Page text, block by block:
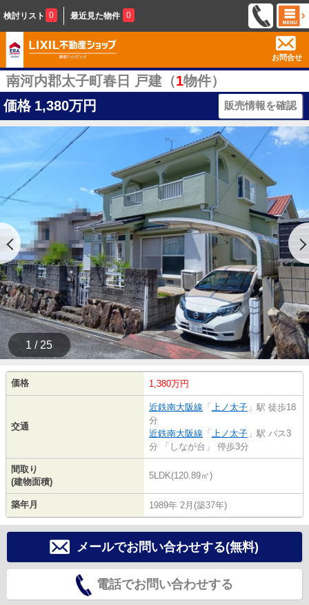
検討リスト 0 最近見た物件 0
お問合せ
南河内郡太子町春日 戸建（1物件）
価格 1,380万円 販売情報を確認
1 / 25
価格 1,380万円
交通
近鉄南大阪線 「 上ノ太子 」駅 徒歩18
分
近鉄南大阪線 「 上ノ太子 」駅 バス3
分 「しなが台」 停歩3分
間取り
(建物面積)
5LDK(120.89㎡)
築年月 1989年 2月(築37年)
メールでお問い合わせする(無料)
電話でお問い合わせする